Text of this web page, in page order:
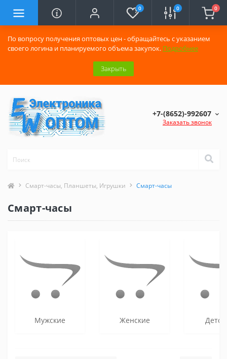
По вопросу получения оптовых цен - обращайтесь с указанием
своего логина и планируемого объема закупок. Подробнее
Закрыть
0 0 0
+7-(8652)-992607
Заказать звонок
Смарт-часы, Планшеты, Игрушки Смарт-часы
Смарт-часы
Мужские Женские